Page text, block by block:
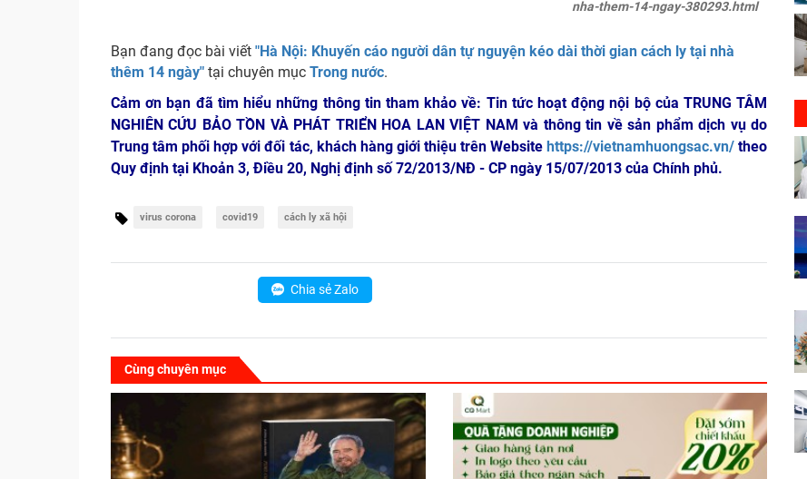
nha-them-14-ngay-380293.html
Bạn đang đọc bài viết "Hà Nội: Khuyến cáo người dân tự nguyện kéo dài thời gian cách ly tại nhà
thêm 14 ngày" tại chuyên mục Trong nước.
Cảm ơn bạn đã tìm hiểu những thông tin tham khảo về: Tin tức hoạt động nội bộ của TRUNG TÂM
NGHIÊN CỨU BẢO TỒN VÀ PHÁT TRIỂN HOA LAN VIỆT NAM và thông tin về sản phẩm dịch vụ do
Trung tâm phối hợp với đối tác, khách hàng giới thiệu trên Websitehttps://vietnamhuongsac.vn/ theo
Quy định tại Khoản 3, Điều 20, Nghị định số 72/2013/NĐ - CP ngày 15/07/2013 của Chính phủ.
virus corona covid19 cách ly xã hội
Chia sẻ Zalo
Cùng chuyên mục